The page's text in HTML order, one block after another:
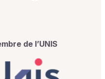
de l’UNIS